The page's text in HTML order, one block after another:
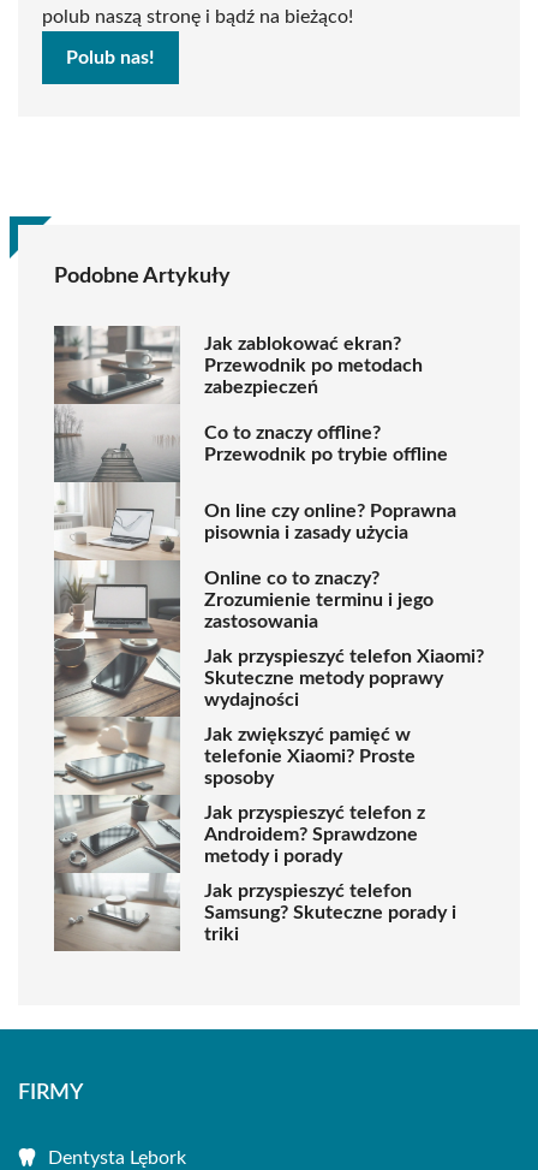
polub naszą stronę i bądź na bieżąco!
Polub nas!
Podobne Artykuły
Jak zablokować ekran?
Przewodnik po metodach
zabezpieczeń
Co to znaczy offline?
Przewodnik po trybie offline
On line czy online? Poprawna
pisownia i zasady użycia
Online co to znaczy?
Zrozumienie terminu i jego
zastosowania
Jak przyspieszyć telefon Xiaomi?
Skuteczne metody poprawy
wydajności
Jak zwiększyć pamięć w
telefonie Xiaomi? Proste
sposoby
Jak przyspieszyć telefon z
Androidem? Sprawdzone
metody i porady
Jak przyspieszyć telefon
Samsung? Skuteczne porady i
triki
FIRMY
Dentysta Lębork